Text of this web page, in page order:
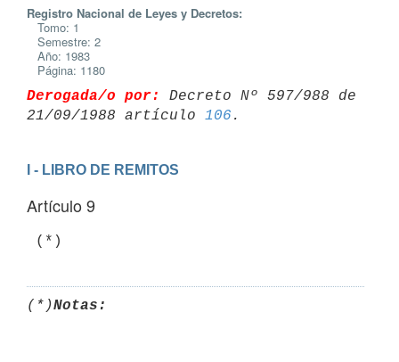
Registro Nacional de Leyes y Decretos:
Tomo: 1
Semestre: 2
Año: 1983
Página: 1180
Derogada/o por:
Decreto Nº 597/988 de
21/09/1988 artículo 106
I - LIBRO DE REMITOS
Artículo 9
(*)Notas: